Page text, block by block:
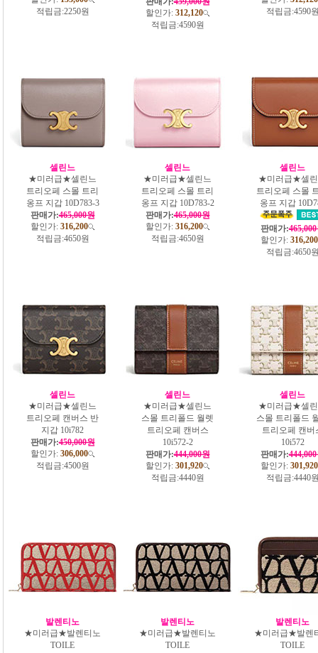
적립금:2250원
할인가: 312,120
적립금:4590원
적립금:4590
셀린느
★미러급★셀린느
트리오페 스몰 트리
옹프 지갑 10D783-3
판매가:465,000원
할인가: 316,200
적립금:4650원
셀린느
★미러급★셀린느
트리오페 스몰 트리
옹프 지갑 10D783-2
판매가:465,000원
할인가: 316,200
적립금:4650원
셀린느
★미러급★셀
트리오페 스몰
옹프 지갑
판매가:
할인가: 316,200
적립금:4650
셀린느
★미러급★셀린느
트리오페 캔버스 반
지갑 10i782
판매가:450,000원
할인가: 306,000
적립금:4500원
셀린느
★미러급★셀린느
스몰 트리폴드 월렛
트리오페 캔버스
10i572-2
판매가:444,000원
할인가: 301,920
적립금:4440원
셀린느
★미러급★셀
스몰 트리폴드
트리오페 캔버
10i572
판매가:
할인가: 301,920
적립금:4440
발렌티노
★미러급★발렌티노
TOILE
발렌티노
★미러급★발렌티노
TOILE
발렌티노
★미러급★발렌
TOILE